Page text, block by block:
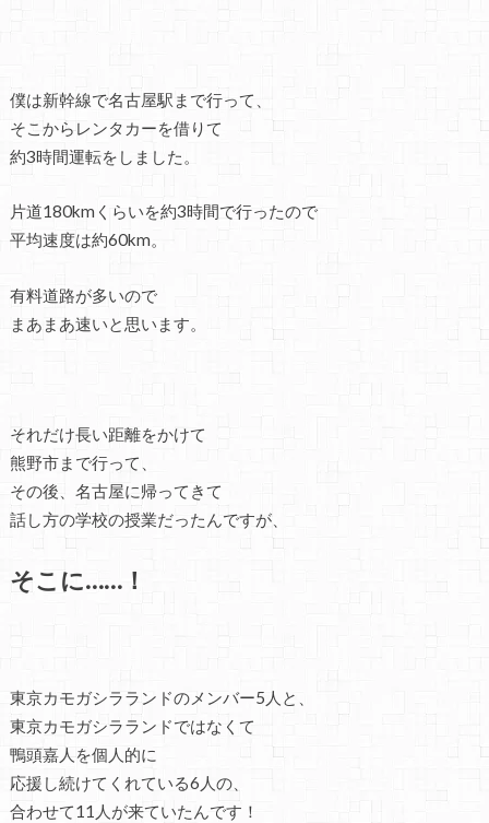
僕は新幹線で名古屋駅まで行って、
そこからレンタカーを借りて
約3時間運転をしました。
片道180kmくらいを約3時間で行ったので
平均速度は約60km。
有料道路が多いので
まあまあ速いと思います。
それだけ長い距離をかけて
熊野市まで行って、
その後、名古屋に帰ってきて
話し方の学校の授業だったんですが、
そこに……！
東京カモガシラランドのメンバー5人と、
東京カモガシラランドではなくて
鴨頭嘉人を個人的に
応援し続けてくれている6人の、
合わせて11人が来ていたんです！